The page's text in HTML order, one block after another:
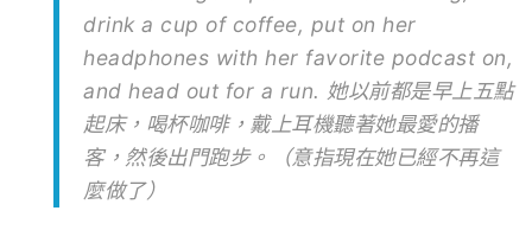
drink a cup of coffee, put on her
headphones with her favorite podcast on,
and head out for a run. 她以前都是早上五點
起床，喝杯咖啡，戴上耳機聽著她最愛的播
客，然後出門跑步。（意指現在她已經不再這
麼做了）